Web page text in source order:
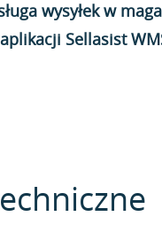
wysyłek w
Sellasist